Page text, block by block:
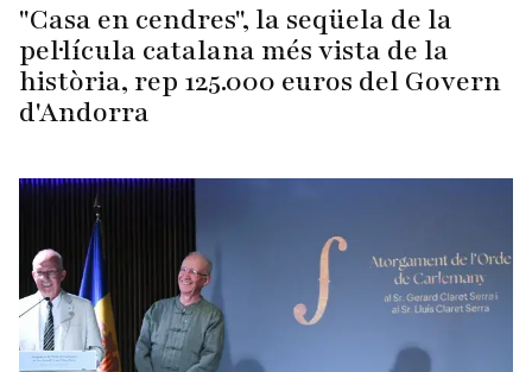
"Casa en cendres", la seqüela de la
pel·lícula catalana més vista de la
història, rep 125.000 euros del Govern
d'Andorra